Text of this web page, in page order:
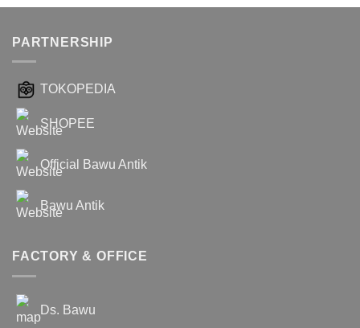
PARTNERSHIP
TOKOPEDIA
SHOPEE
Official Bawu Antik
Bawu Antik
FACTORY & OFFICE
Ds. Bawu